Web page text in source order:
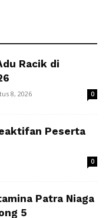
Racik di
8, 2026 0
Peserta
0
Patra Niaga
5